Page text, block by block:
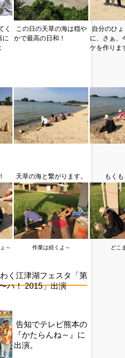
く
に
この日の天草の海は穏や
かで最高の日和！
自分のひ
に、さぁ、
ケを作りま
天草の海と繋がります。 もく
～ 作業は続くよ～ どこ
く江津湖フェスタ「第
ハ！ 2015」出演
告知でテレビ熊本の
『かたらんね～』に
出演。